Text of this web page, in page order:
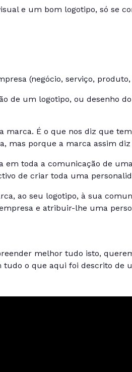
e um bom logotipo, só se
(negócio, serviço, produto,
de um logotipo, ou desenho
marca. É o que nos diz que
mas porque a marca assim
em toda a comunicação de
de criar toda uma
ao seu logotipo, à sua
e atribuir-lhe uma
melhor tudo isto,
tudo o que aqui foi descrito de